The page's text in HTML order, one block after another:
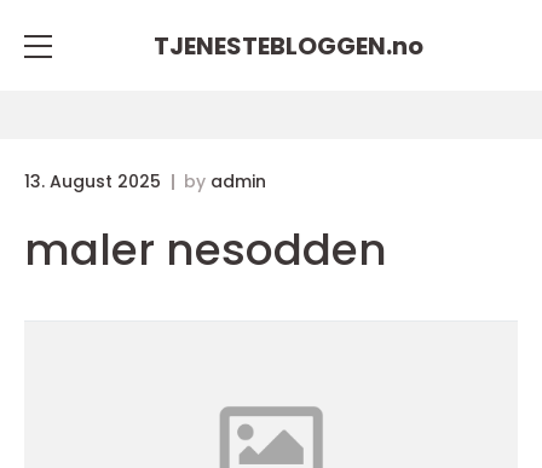
TJENESTEBLOGGEN.no
13. August 2025 by admin
maler nesodden